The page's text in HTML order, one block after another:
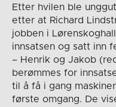
Etter hvilen ble
etter at Richard
jobben i
innsatsen og satt inn
– Henrik og Jakob
berømmes for
til å få i gang
første omgang. De